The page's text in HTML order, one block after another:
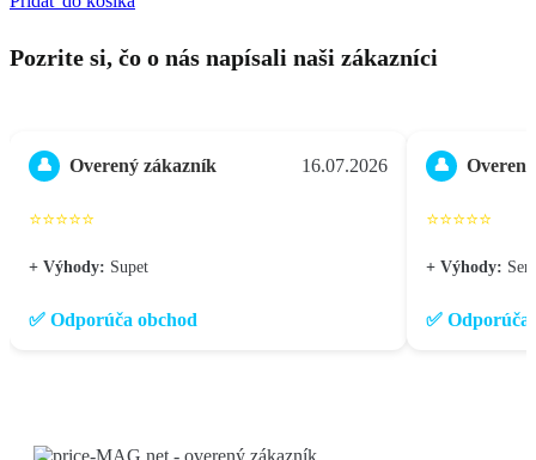
Pozrite si, čo o nás napísali naši zákazníci
👤 Overený zákazník 16.07.2026
⭐⭐⭐⭐⭐
+ Výhody: Supet
✅ Odporúča obchod
👤
⭐⭐⭐⭐⭐
+ Výhody:
✅ Odporúča